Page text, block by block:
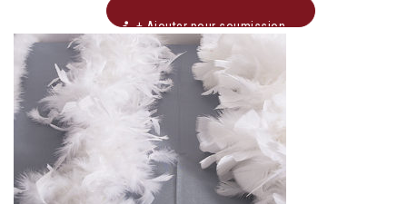
+ Ajouter pour soumission